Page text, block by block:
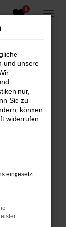
0
deine
und unsere
nur,
Sie zu
können
widerrufen.
eingesetzt: